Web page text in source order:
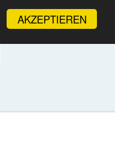
AKZEPTIEREN